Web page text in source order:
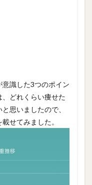
識した3つのポイン
、どれくらい痩せた
思いましたので、
せてみました。